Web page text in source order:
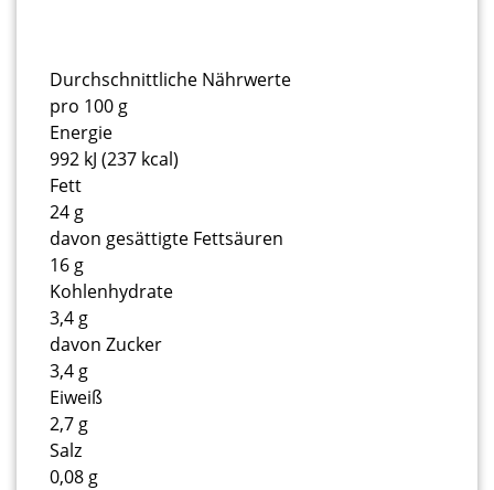
Durchschnittliche Nährwerte
pro 100 g
Energie
992 kJ (237 kcal)
Fett
24 g
davon gesättigte Fettsäuren
16 g
Kohlenhydrate
3,4 g
davon Zucker
3,4 g
Eiweiß
2,7 g
Salz
0,08 g